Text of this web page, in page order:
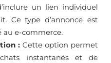
un lien individuel
Ce type d’annonce est
e-commerce.
: Cette option permet
instantanés et de